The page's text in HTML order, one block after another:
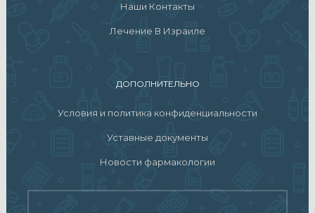
Наши Контакты
Лечение В Израиле
ДОПОЛНИТЕЛЬНО
Условия и политика конфиденциальности
Уставные документы
Новости фармакологии